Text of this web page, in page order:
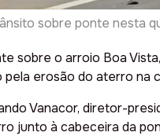
sobre ponte nesta
sobre o arroio Boa
pela erosão do aterro na
Vanacor, diretor-
junto à cabeceira da